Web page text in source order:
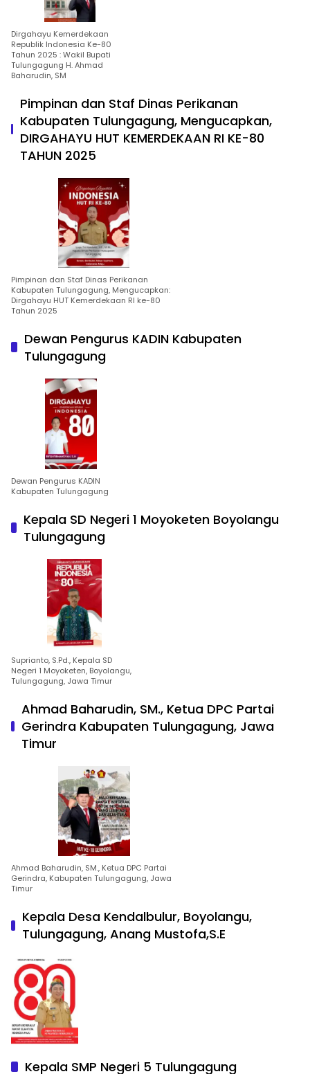
Dirgahayu Kemerdekaan
Republik Indonesia Ke-80
Tahun 2025 : Wakil Bupati
Tulungagung H. Ahmad
Baharudin, SM
Pimpinan dan Staf Dinas Perikanan
Kabupaten Tulungagung, Mengucapkan,
DIRGAHAYU HUT KEMERDEKAAN RI KE-80
TAHUN 2025
Pimpinan dan Staf Dinas Perikanan
Kabupaten Tulungagung, Mengucapkan:
Dirgahayu HUT Kemerdekaan RI ke-80
Tahun 2025
Dewan Pengurus KADIN Kabupaten
Tulungagung
Dewan Pengurus KADIN
Kabupaten Tulungagung
Kepala SD Negeri 1 Moyoketen Boyolangu
Tulungagung
Suprianto, S.Pd., Kepala SD
Negeri 1 Moyoketen, Boyolangu,
Tulungagung, Jawa Timur
Ahmad Baharudin, SM., Ketua DPC Partai
Gerindra Kabupaten Tulungagung, Jawa
Timur
Ahmad Baharudin, SM., Ketua DPC Partai
Gerindra, Kabupaten Tulungagung, Jawa
Timur
Kepala Desa Kendalbulur, Boyolangu,
Tulungagung, Anang Mustofa,S.E
Kepala SMP Negeri 5 Tulungagung